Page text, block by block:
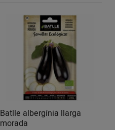
Batlle albergínia llarga
morada